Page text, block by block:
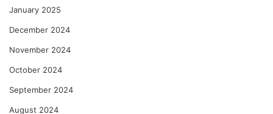
January 2025
December 2024
November 2024
October 2024
September 2024
August 2024